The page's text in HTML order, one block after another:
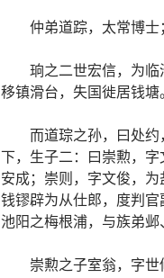
仲弟道踪，太常博士
珦之二世宏信，为临
移镇滑台，失国徙居钱塘
而道琮之孙，曰处
下，生子二：曰崇勲，
安成；崇则，字文俊，为
钱镠辟为从仕郎，度判
池阳之梅根浦，与族弟邺
崇勲之子室翁，字